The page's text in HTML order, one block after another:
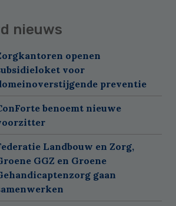
nieuws
openen
voor
preventie
benoemt nieuwe
Landbouw en Zorg,
GGZ en Groene
gaan